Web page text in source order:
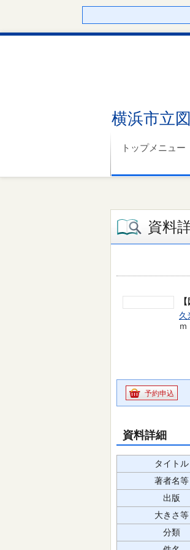
横浜市立
トップメニュー
資料
久
ｍ
予約申込
資料詳細
タイトル
著者名等
出版
大きさ等
分類